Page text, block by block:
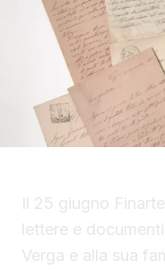
Il 25 giugno
lettere e
Verga e alla sua